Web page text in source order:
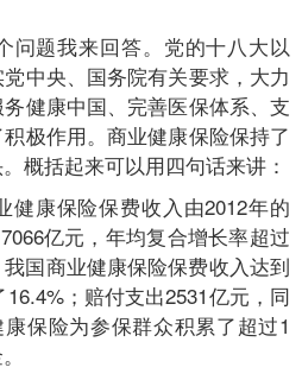
题我来回答。党的十八大以
中央、国务院有关要求，大力
健康中国、完善医保体系、支
极作用。商业健康保险保持了
概括起来可以用四句话来讲：
健康保险保费收入由2012年的
亿元，年均复合增长率超过
国商业健康保险保费收入达到
；赔付支出2531亿元，同
保险为参保群众积累了超过1